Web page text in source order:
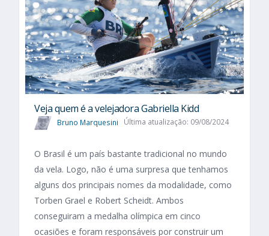
Veja quem é a velejadora Gabriella Kidd
Bruno Marquesini Última atualização: 09/08/2024
O Brasil é um país bastante tradicional no mundo
da vela. Logo, não é uma surpresa que tenhamos
alguns dos principais nomes da modalidade, como
Torben Grael e Robert Scheidt. Ambos
conseguiram a medalha olímpica em cinco
ocasiões e foram responsáveis por construir um